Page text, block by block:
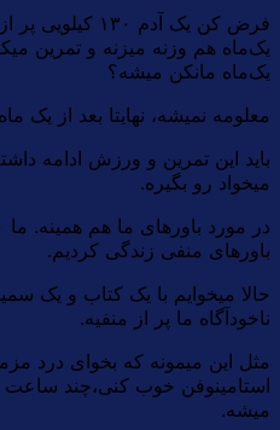
فرض کن یک آدم
یک‌ماه هم وزنه میزنه و تمرین
یک‌ماه مانکن میشه؟
معلومه نمیشه، نهایتا بعد از یک ماه ۵-۶ کیلو وزن کم میکنه.
باید این تمرین و ورزش ادامه
میخواد رو بگیره.
باورهای منفی زندگی کردیم.
حالا میخوایم با یک کتاب و یک
ناخودآگاه ما پر از منفیه.
مثل این میمونه که بخوای درد
استامینوفن خوب کنی،‌چند ساعت
میشه.